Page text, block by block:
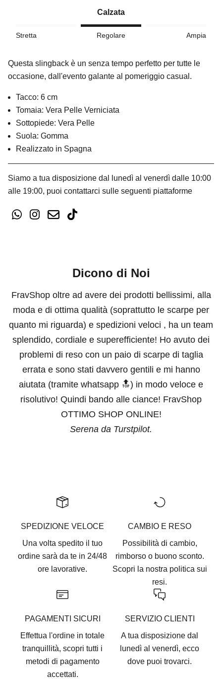
Calzata
Stretta Regolare Ampia
Questa slingback è un senza tempo perfetto per tutte le
occasione, dall'evento galante al pomeriggio casual.
Tacco: 6 cm
Tomaia: Vera Pelle Verniciata
Sottopiede: Vera Pelle
Suola: Gomma
Realizzato in Spagna
Siamo a tua disposizione dal lunedì al venerdì dalle 10:00
alle 19:00, puoi contattarci sulle seguenti piattaforme
Dicono di Noi
FravShop oltre ad avere dei prodotti bellissimi, alla
moda e di ottima qualità (soprattutto le scarpe per
quanto mi riguarda) e spedizioni veloci , ha un team
splendido, cordiale e superefficiente! Ho avuto dei
problemi di reso con un paio di scarpe di taglia
errata e sono stati davvero gentili e mi hanno
aiutata (tramite whatsapp 🔝) in modo veloce e
risolutivo! Quindi bando alle ciance! FravShop
OTTIMO SHOP ONLINE!
Serena da Turstpilot.
SPEDIZIONE VELOCE
Una volta spedito il tuo
ordine sarà da te in 24/48
ore lavorative.
CAMBIO E RESO
Possibilità di cambio,
rimborso o buono sconto.
Scopri la nostra politica sui
resi.
PAGAMENTI SICURI
Effettua l'ordine in totale
tranquillità, scopri tutti i
metodi di pagamento
accettati.
SERVIZIO CLIENTI
A tua disposizione dal
lunedì al venerdì, ecco
dove puoi trovarci.